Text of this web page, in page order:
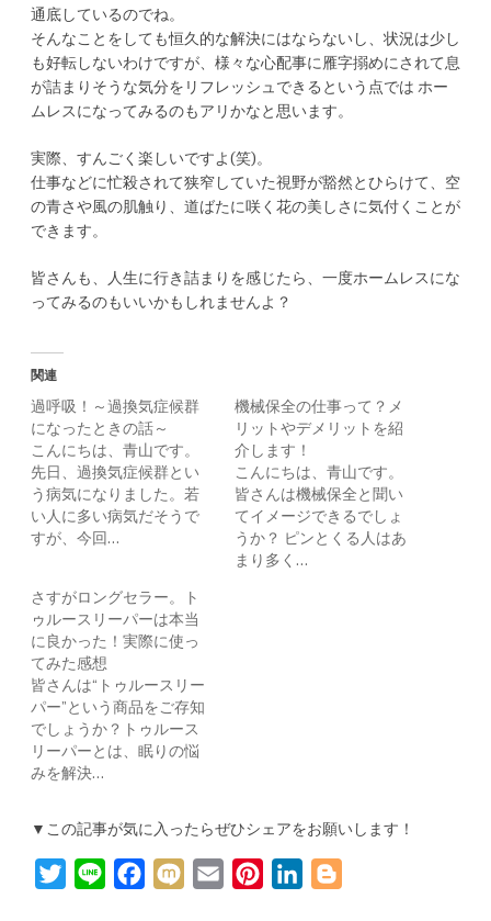
通底しているのでね。
そんなことをしても恒久的な解決にはならないし、状況は少し
も好転しないわけですが、様々な心配事に雁字搦めにされて息
が詰まりそうな気分をリフレッシュできるという点では ホー
ムレスになってみるのもアリかなと思います。
実際、すんごく楽しいですよ(笑)。
仕事などに忙殺されて狭窄していた視野が豁然とひらけて、空
の青さや風の肌触り、道ばたに咲く花の美しさに気付くことが
できます。
皆さんも、人生に行き詰まりを感じたら、一度ホームレスにな
ってみるのもいいかもしれませんよ？
関連
過呼吸！～過換気症候群
になったときの話～
こんにちは、青山です。
先日、過換気症候群とい
う病気になりました。若
い人に多い病気だそうで
すが、今回…
機械保全の仕事って？メ
リットやデメリットを紹
介します！
こんにちは、青山です。
皆さんは機械保全と聞い
てイメージできるでしょ
うか？ ピンとくる人はあ
まり多く…
さすがロングセラー。ト
ゥルースリーパーは本当
に良かった！実際に使っ
てみた感想
皆さんは“トゥルースリー
パー”という商品をご存知
でしょうか？トゥルース
リーパーとは、眠りの悩
みを解決…
▼この記事が気に入ったらぜひシェアをお願いします！
M